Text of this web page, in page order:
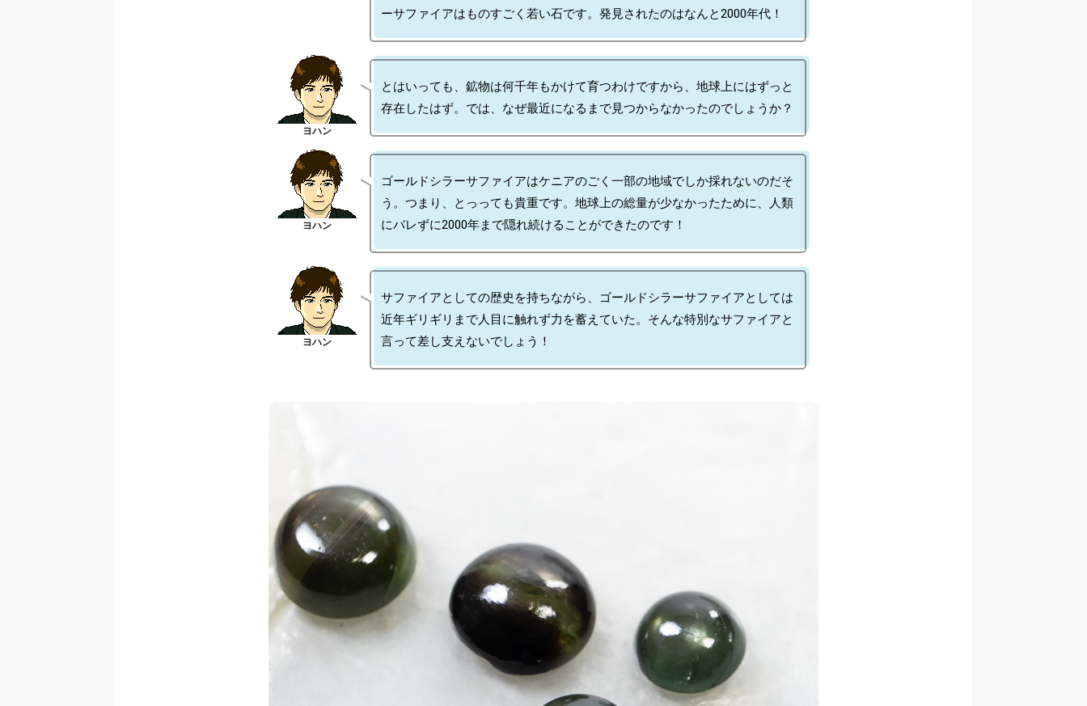
とはいっても、鉱物は何千年もかけて育つわけですから、地球上にはずっと
ゴールドシラーサファイアはケニアのごく一部の地域でしか採れないのだそ
う。つまり、とっっても貴重です。地球上の総量が少なかったために、人類
サファイアとしての歴史を持ちながら、ゴールドシラーサファイアとしては
近年ギリギリまで人目に触れず力を蓄えていた。そんな特別なサファイアと